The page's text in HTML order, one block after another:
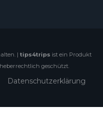
| tips4tripsist ein Produkt
geschützt.
Datenschutzerklärung